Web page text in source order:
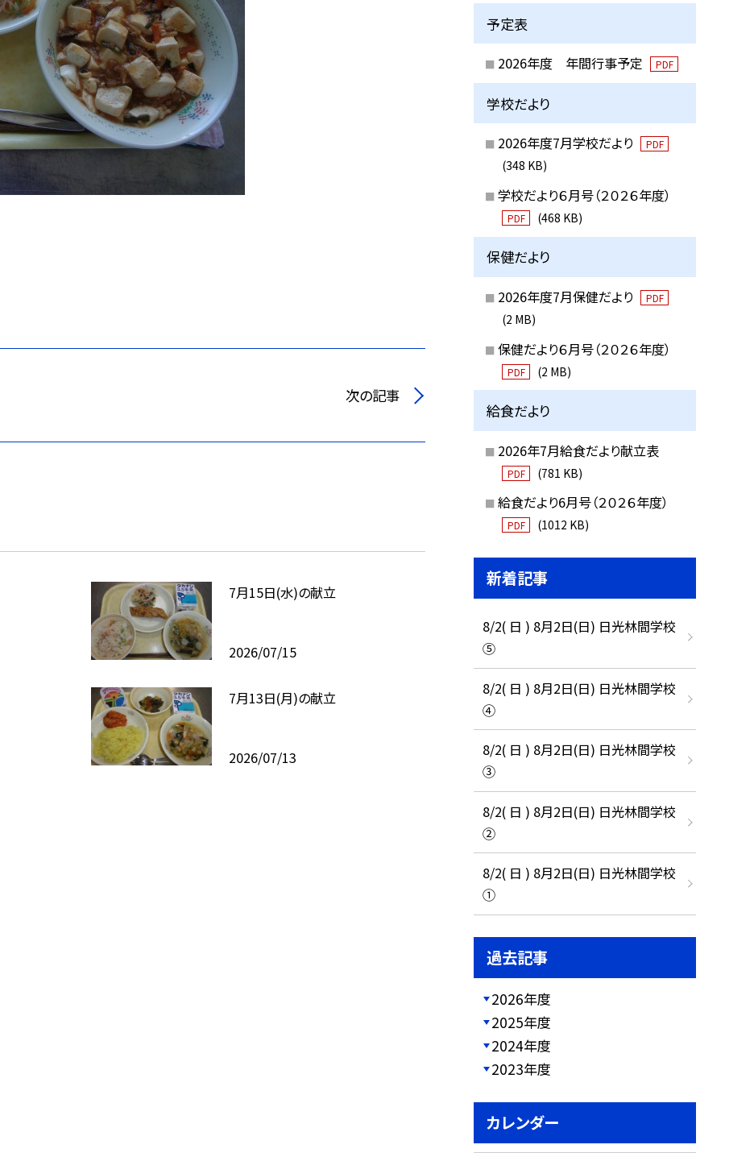
次の記事
7月15日(水)の献立
2026/07/15
7月13日(月)の献立
2026/07/13
予定表
2026年度 年間行事予定 PDF
学校だより
2026年度7月学校だより PDF
(348 KB)
学校だより６月号（２０２６年度）
PDF (468 KB)
保健だより
2026年度7月保健だより PDF
(2 MB)
保健だより６月号（２０２６年度）
PDF (2 MB)
給食だより
2026年7月給食だより献立表
PDF (781 KB)
給食だより6月号（２０２６年度）
PDF (1012 KB)
新着記事
8/2( 日 ) 8月2日(日) 日光林間学校
⑤
8/2( 日 ) 8月2日(日) 日光林間学校
④
8/2( 日 ) 8月2日(日) 日光林間学校
③
8/2( 日 ) 8月2日(日) 日光林間学校
②
8/2( 日 ) 8月2日(日) 日光林間学校
①
過去記事
2026年度
2025年度
2024年度
2023年度
カレンダー